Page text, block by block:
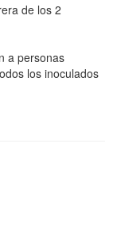
de los 2
a personas
los inoculados